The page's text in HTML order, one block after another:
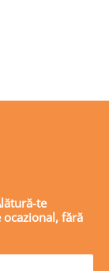
te
fără